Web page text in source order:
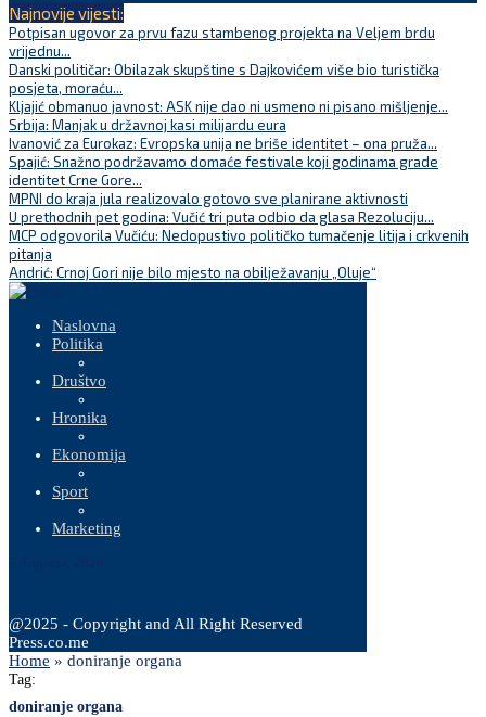
Najnovije vijesti:
Potpisan ugovor za prvu fazu stambenog projekta na Veljem brdu
vrijednu...
Danski političar: Obilazak skupštine s Dajkovićem više bio turistička
posjeta, moraću...
Kljajić obmanuo javnost: ASK nije dao ni usmeno ni pisano mišljenje...
Srbija: Manjak u državnoj kasi milijardu eura
Ivanović za Eurokaz: Evropska unija ne briše identitet – ona pruža...
Spajić: Snažno podržavamo domaće festivale koji godinama grade
identitet Crne Gore...
MPNI do kraja jula realizovalo gotovo sve planirane aktivnosti
U prethodnih pet godina: Vučić tri puta odbio da glasa Rezoluciju...
MCP odgovorila Vučiću: Nedopustivo političko tumačenje litija i crkvenih
pitanja
Andrić: Crnoj Gori nije bilo mjesto na obilježavanju „Oluje“
Naslovna
Politika
Društvo
Hronika
Ekonomija
Sport
Marketing
@2025 - Copyright and All Right Reserved
Press.co.me
Home » doniranje organa
Tag:
doniranje organa